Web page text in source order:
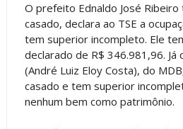
O prefeito Ednaldo José
casado, declara ao TSE a
tem superior incompleto. Ele
declarado de R$ 346.981,96. Já
(André Luiz Eloy Costa), do
casado e tem superior
nenhum bem como patrimônio.